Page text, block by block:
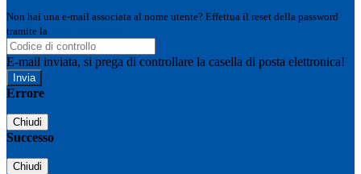
Non hai una e-mail associata al nome utente? Effettua il reset della password
tramite la
E-mail inviata, si prega di controllare la casella di posta elettronica!
Errore
Chiudi
Successo
Chiudi